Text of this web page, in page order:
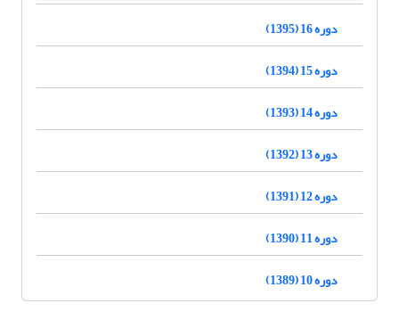
دوره 16 (1395)
دوره 15 (1394)
دوره 14 (1393)
دوره 13 (1392)
دوره 12 (1391)
دوره 11 (1390)
دوره 10 (1389)